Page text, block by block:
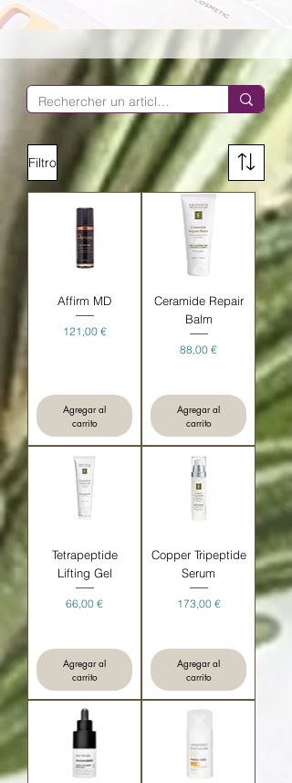
Filtro
Affirm MD
Precio
121,00 €
Agregar al
carrito
Ceramide Repair
Balm
Precio
88,00 €
Agregar al
carrito
Tetrapeptide
Lifting Gel
Precio
66,00 €
Agregar al
carrito
Copper Tripeptide
Serum
Precio
173,00 €
Agregar al
carrito